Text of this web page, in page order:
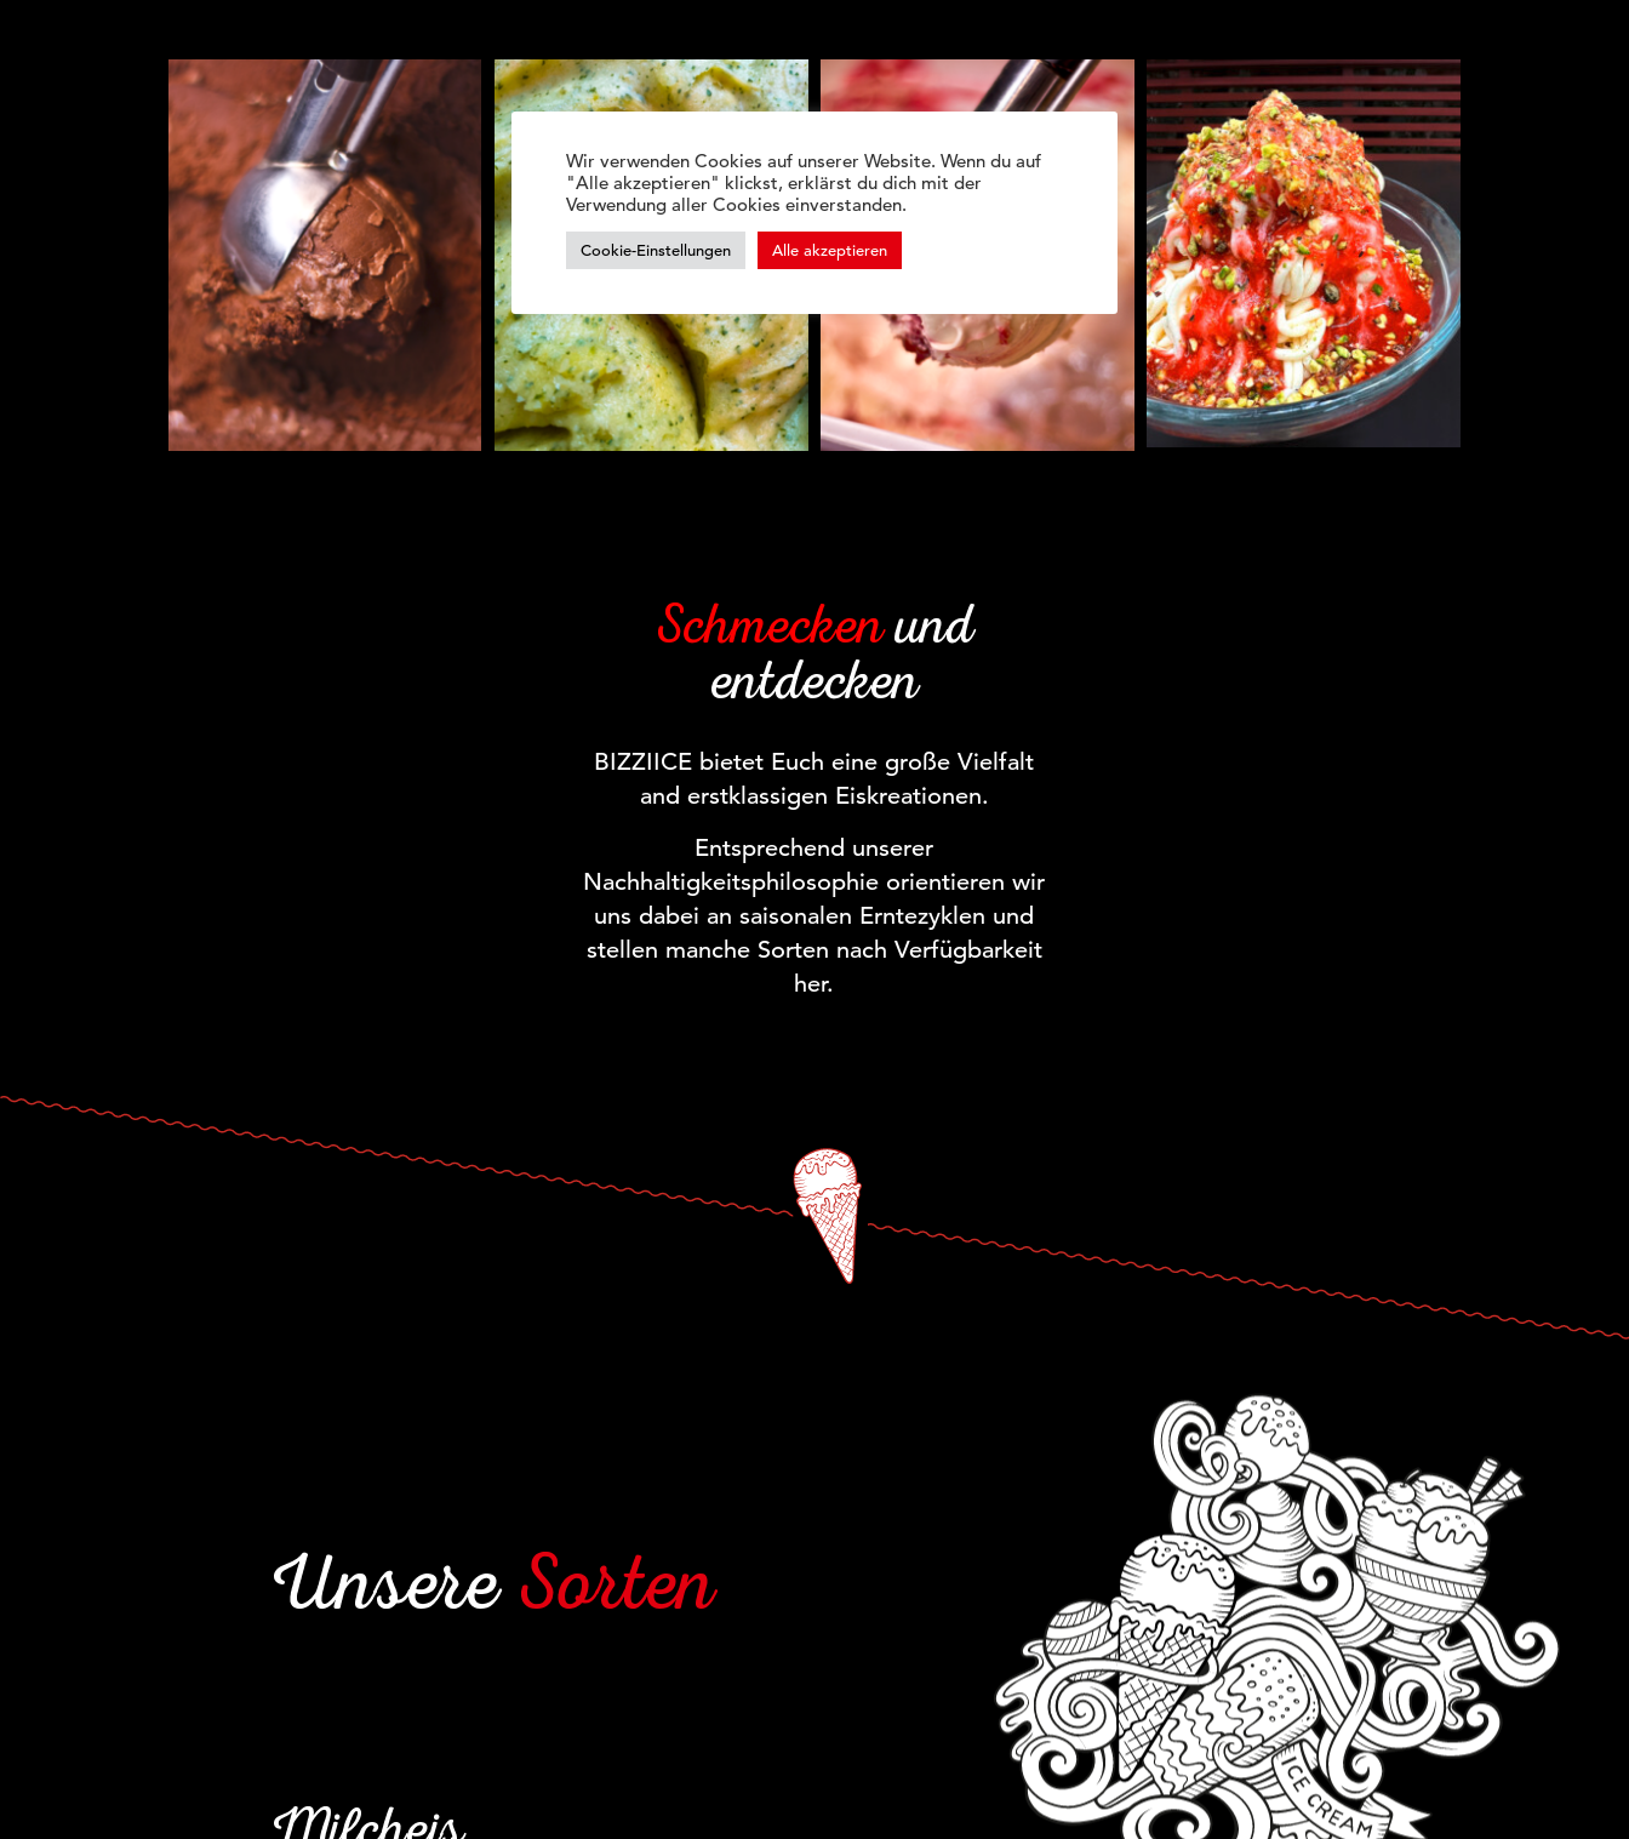
Schmeckenund
entdecken
BIZZIICE bietet Euch eine große Vielfalt
and erstklassigen Eiskreationen.
Entsprechend unserer
Nachhaltigkeitsphilosophie orientieren wir
uns dabei an saisonalen Erntezyklen und
stellen manche Sorten nach Verfügbarkeit
her.
UnsereSorten
Wir verwenden Cookies auf unserer Website. Wenn du auf
"Alle akzeptieren" klickst, erklärst du dich mit der
Verwendung aller Cookies einverstanden.
Cookie-Einstellungen Alle akzeptieren